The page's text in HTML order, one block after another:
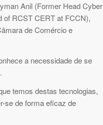
Anil (Former Head Cyber
of RCST CERT at FCCN),
de Comércio e
a necessidade de se
temos destas tecnologias,
se de forma eficaz de